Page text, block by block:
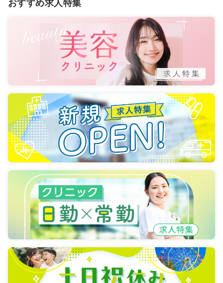
おすすめ求人特集